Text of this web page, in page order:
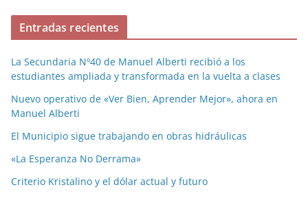
Entradas recientes
La Secundaria Nº40 de Manuel Alberti recibió a los
estudiantes ampliada y transformada en la vuelta a clases
Nuevo operativo de «Ver Bien, Aprender Mejor», ahora en
Manuel Alberti
El Municipio sigue trabajando en obras hidráulicas
«La Esperanza No Derrama»
Criterio Kristalino y el dólar actual y futuro